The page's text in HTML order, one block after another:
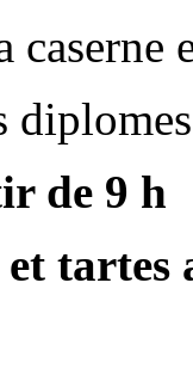
de 9 h
tartes